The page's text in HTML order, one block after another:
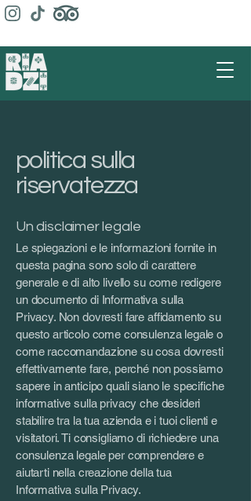
politica sulla
riservatezza
Un disclaimer legale
Le spiegazioni e le informazioni fornite in
questa pagina sono solo di carattere
generale e di alto livello su come redigere
un documento di Informativa sulla
Privacy. Non dovresti fare affidamento su
questo articolo come consulenza legale o
come raccomandazione su cosa dovresti
effettivamente fare, perché non possiamo
sapere in anticipo quali siano le specifiche
informative sulla privacy che desideri
stabilire tra la tua azienda e i tuoi clienti e
visitatori. Ti consigliamo di richiedere una
consulenza legale per comprendere e
aiutarti nella creazione della tua
Informativa sulla Privacy.